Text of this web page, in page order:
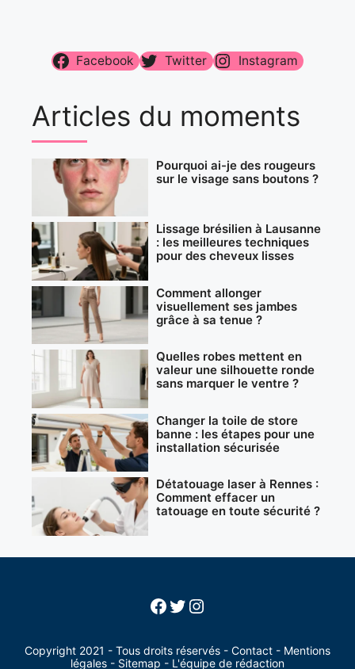
Facebook Twitter Instagram
Articles du moments
Pourquoi ai-je des rougeurs
sur le visage sans boutons ?
Lissage brésilien à Lausanne
: les meilleures techniques
pour des cheveux lisses
Comment allonger
visuellement ses jambes
grâce à sa tenue ?
Quelles robes mettent en
valeur une silhouette ronde
sans marquer le ventre ?
Changer la toile de store
banne : les étapes pour une
installation sécurisée
Détatouage laser à Rennes :
Comment effacer un
tatouage en toute sécurité ?
Facebook
Twitter
Instagram
Copyright 2021 - Tous droits réservés - Contact - Mentions
légales - Sitemap - L'équipe de rédaction